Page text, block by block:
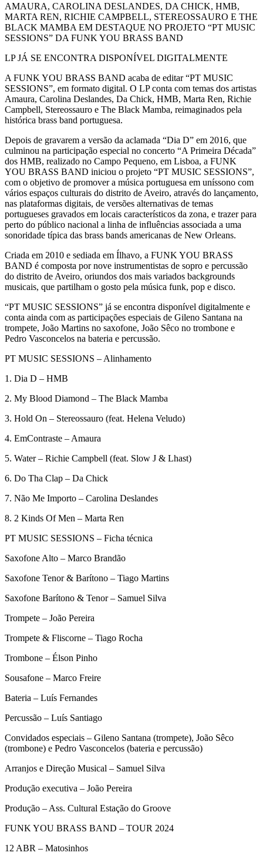
AMAURA, CAROLINA DESLANDES, DA CHICK, HMB,
MARTA REN, RICHIE CAMPBELL, STEREOSSAURO E THE
BLACK MAMBA EM DESTAQUE NO PROJETO “PT MUSIC
SESSIONS” DA FUNK YOU BRASS BAND
LP JÁ SE ENCONTRA DISPONÍVEL DIGITALMENTE
A FUNK YOU BRASS BAND acaba de editar “PT MUSIC
SESSIONS”, em formato digital. O LP conta com temas dos artistas
Amaura, Carolina Deslandes, Da Chick, HMB, Marta Ren, Richie
Campbell, Stereossauro e The Black Mamba, reimaginados pela
histórica brass band portuguesa.
Depois de gravarem a versão da aclamada “Dia D” em 2016, que
culminou na participação especial no concerto “A Primeira Década”
dos HMB, realizado no Campo Pequeno, em Lisboa, a FUNK
YOU BRASS BAND iniciou o projeto “PT MUSIC SESSIONS”,
com o objetivo de promover a música portuguesa em uníssono com
vários espaços culturais do distrito de Aveiro, através do lançamento,
nas plataformas digitais, de versões alternativas de temas
portugueses gravados em locais característicos da zona, e trazer para
perto do público nacional a linha de influências associada a uma
sonoridade típica das brass bands americanas de New Orleans.
Criada em 2010 e sediada em Ílhavo, a FUNK YOU BRASS
BAND é composta por nove instrumentistas de sopro e percussão
do distrito de Aveiro, oriundos dos mais variados backgrounds
musicais, que partilham o gosto pela música funk, pop e disco.
“PT MUSIC SESSIONS” já se encontra disponível digitalmente e
conta ainda com as participações especiais de Gileno Santana na
trompete, João Martins no saxofone, João Sêco no trombone e
Pedro Vasconcelos na bateria e percussão.
PT MUSIC SESSIONS – Alinhamento
1. Dia D – HMB
2. My Blood Diamond – The Black Mamba
3. Hold On – Stereossauro (feat. Helena Veludo)
4. EmContraste – Amaura
5. Water – Richie Campbell (feat. Slow J & Lhast)
6. Do Tha Clap – Da Chick
7. Não Me Importo – Carolina Deslandes
8. 2 Kinds Of Men – Marta Ren
PT MUSIC SESSIONS – Ficha técnica
Saxofone Alto – Marco Brandão
Saxofone Tenor & Barítono – Tiago Martins
Saxofone Barítono & Tenor – Samuel Silva
Trompete – João Pereira
Trompete & Fliscorne – Tiago Rocha
Trombone – Élson Pinho
Sousafone – Marco Freire
Bateria – Luís Fernandes
Percussão – Luís Santiago
Convidados especiais – Gileno Santana (trompete), João Sêco
(trombone) e Pedro Vasconcelos (bateria e percussão)
Arranjos e Direção Musical – Samuel Silva
Produção executiva – João Pereira
Produção – Ass. Cultural Estação do Groove
FUNK YOU BRASS BAND – TOUR 2024
12 ABR – Matosinhos